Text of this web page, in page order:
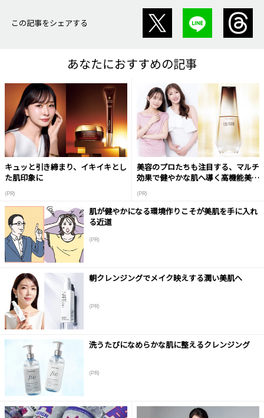
この記事をシェアする
あなたにおすすめの記事
キュッと引き締まり、イキイキとし
た肌印象に
(PR)
美容のプロたちも注目する、マルチ
効果で健やかな肌へ導く高機能美容
(PR)
肌が健やかになる環境作りこそが美肌を手に入れ
る近道
(PR)
朝クレンジングでメイク映えする潤い美肌へ
(PR)
洗うたびになめらかな肌に整えるクレンジング
(PR)